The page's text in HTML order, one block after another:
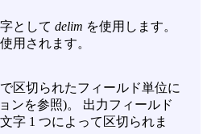
として delim を使用します。
用されます。
区切られたフィールド単位に
ンを参照)。 出力フィールド
字 1 つによって区切られま